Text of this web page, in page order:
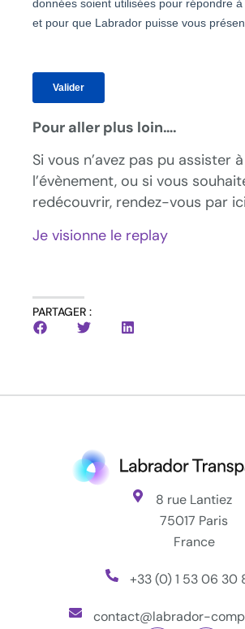
Pour aller plus loin….
Si vous n’avez pas pu assister à
l’évènement, ou si vous
redécouvrir, rendez-vous par
Je visionne le replay
PARTAGER :
8 rue Lantiez
75017 Paris
France
+33 (0) 1 53 06 30
contact@labrador-